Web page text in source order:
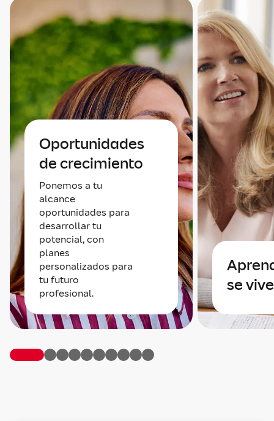
Oportunidades
de crecimiento
Ponemos a tu
alcance
oportunidades para
desarrollar tu
potencial, con
planes
personalizados para
tu futuro
profesional.
se